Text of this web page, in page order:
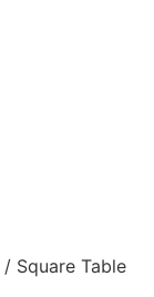
/ Square Table